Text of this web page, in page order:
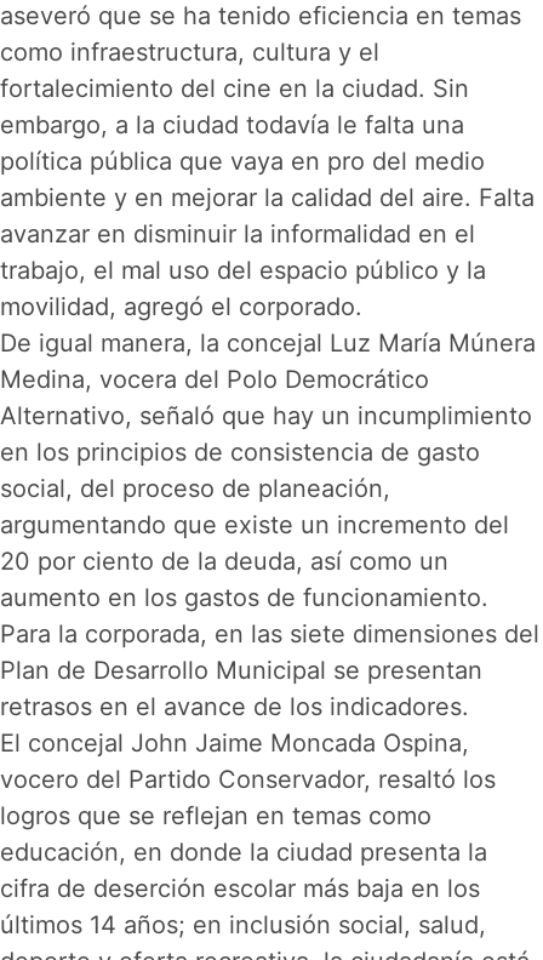
aseveró que se ha tenido eficiencia en temas
como infraestructura, cultura y el
fortalecimiento del cine en la ciudad. Sin
embargo, a la ciudad todavía le falta una
política pública que vaya en pro del medio
ambiente y en mejorar la calidad del aire. Falta
avanzar en disminuir la informalidad en el
trabajo, el mal uso del espacio público y la
movilidad, agregó el corporado.
De igual manera, la concejal Luz María Múnera
Medina, vocera del Polo Democrático
Alternativo, señaló que hay un incumplimiento
en los principios de consistencia de gasto
social, del proceso de planeación,
argumentando que existe un incremento del
20 por ciento de la deuda, así como un
aumento en los gastos de funcionamiento.
Para la corporada, en las siete dimensiones del
Plan de Desarrollo Municipal se presentan
retrasos en el avance de los indicadores.
El concejal John Jaime Moncada Ospina,
vocero del Partido Conservador, resaltó los
logros que se reflejan en temas como
educación, en donde la ciudad presenta la
cifra de deserción escolar más baja en los
últimos 14 años; en inclusión social, salud,